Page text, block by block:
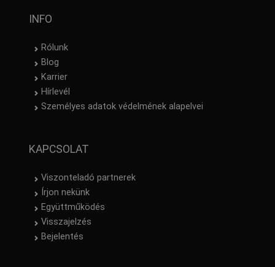
INFO
Rólunk
Blog
Karrier
Hírlevél
Személyes adatok védelmének alapelvei
KAPCSOLAT
Viszonteladó partnerek
Írjon nekünk
Együttműködés
Visszajelzés
Bejelentés